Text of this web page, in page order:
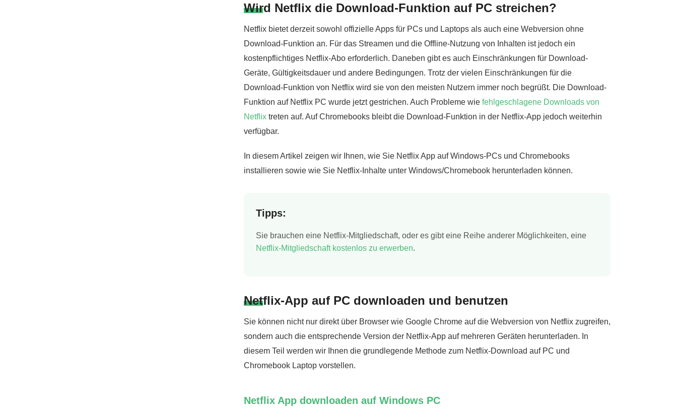
Wird Netflix die Download-Funktion auf PC streichen?
Netflix bietet derzeit sowohl offizielle Apps für PCs und Laptops als auch eine Webversion ohne
Download-Funktion an. Für das Streamen und die Offline-Nutzung von Inhalten ist jedoch ein
kostenpflichtiges Netflix-Abo erforderlich. Daneben gibt es auch Einschränkungen für Download-
Geräte, Gültigkeitsdauer und andere Bedingungen. Trotz der vielen Einschränkungen für die
Download-Funktion von Netflix wird sie von den meisten Nutzern immer noch begrüßt. Die Download-
Funktion auf Netflix PC wurde jetzt gestrichen. Auch Probleme wie fehlgeschlagene Downloads von
Netflix treten auf. Auf Chromebooks bleibt die Download-Funktion in der Netflix-App jedoch weiterhin
verfügbar.
In diesem Artikel zeigen wir Ihnen, wie Sie Netflix App auf Windows-PCs und Chromebooks
installieren sowie wie Sie Netflix-Inhalte unter Windows/Chromebook herunterladen können.
Tipps:
Sie brauchen eine Netflix-Mitgliedschaft, oder es gibt eine Reihe anderer Möglichkeiten, eine
Netflix-Mitgliedschaft kostenlos zu erwerben.
Netflix-App auf PC downloaden und benutzen
Sie können nicht nur direkt über Browser wie Google Chrome auf die Webversion von Netflix zugreifen,
sondern auch die entsprechende Version der Netflix-App auf mehreren Geräten herunterladen. In
diesem Teil werden wir Ihnen die grundlegende Methode zum Netflix-Download auf PC und
Chromebook Laptop vorstellen.
Netflix App downloaden auf Windows PC